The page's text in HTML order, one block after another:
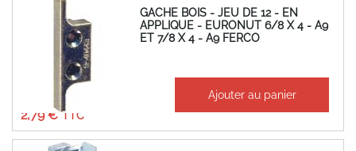
GACHE BOIS - JEU DE 12 - EN
APPLIQUE - EURONUT 6/8 X 4 - A9
ET 7/8 X 4 - A9 FERCO
À partir de
2,79 €
Ajouter au panier